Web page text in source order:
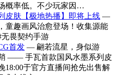
概率低。不少玩家因…
皮肤【极地热播】即将上线 —
童趣画风治愈登场！收集源能
畏契约手游
首发 — 翩若流星，身似游
—— 手瓦首款国风水墨系列皮
18:00于官方直播间抢先出售解